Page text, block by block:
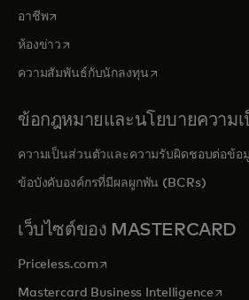
อาชีพopens in a new tab
ห้องข่าว opens in a new tab
ความสัมพันธ์กับนักลงทุน opens in a new
ข้อกฎหมายและนโยบายความ
ความเป็นส่วนตัวและความรับผิดชอบต่อข้อ
ข้อบังคับองค์กรที่มีผลผูกพัน (BCRs)
เว็บไซต์ของ MASTERCARD
Priceless.com opens in a new tab
Mastercard Business Intelligence